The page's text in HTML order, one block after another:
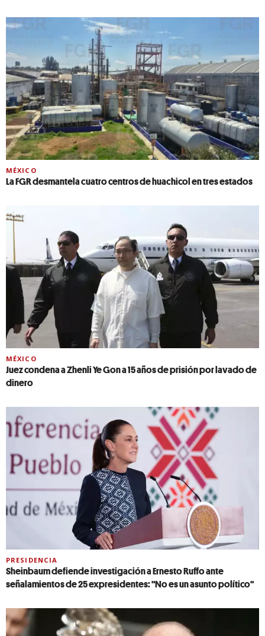
MÉXICO
La FGR desmantela cuatro centros de huachicol en tres estados
MÉXICO
Juez condena a Zhenli Ye Gon a 15 años de prisión por lavado de
dinero
PRESIDENCIA
Sheinbaum defiende investigación a Ernesto Ruffo ante
señalamientos de 25 expresidentes: "No es un asunto político"